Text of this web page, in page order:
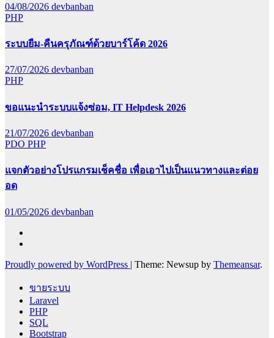
04/08/2026 devbanban
PHP
ระบบยืม-คืนครุภัณฑ์ด้วยบาร์โค้ด 2026
27/07/2026 devbanban
PHP
ขอแนะนำระบบแจ้งซ่อม, IT Helpdesk 2026
21/07/2026 devbanban
PDO PHP
แจกตัวอย่างโปรแกรมเช็คชื่อ เพื่อเอาไปเป็นแนวทางและต่อย
อด
01/05/2026 devbanban
Proudly powered by WordPress | Theme: Newsup by Themeansar.
ขายระบบ
Laravel
PHP
SQL
Bootstrap